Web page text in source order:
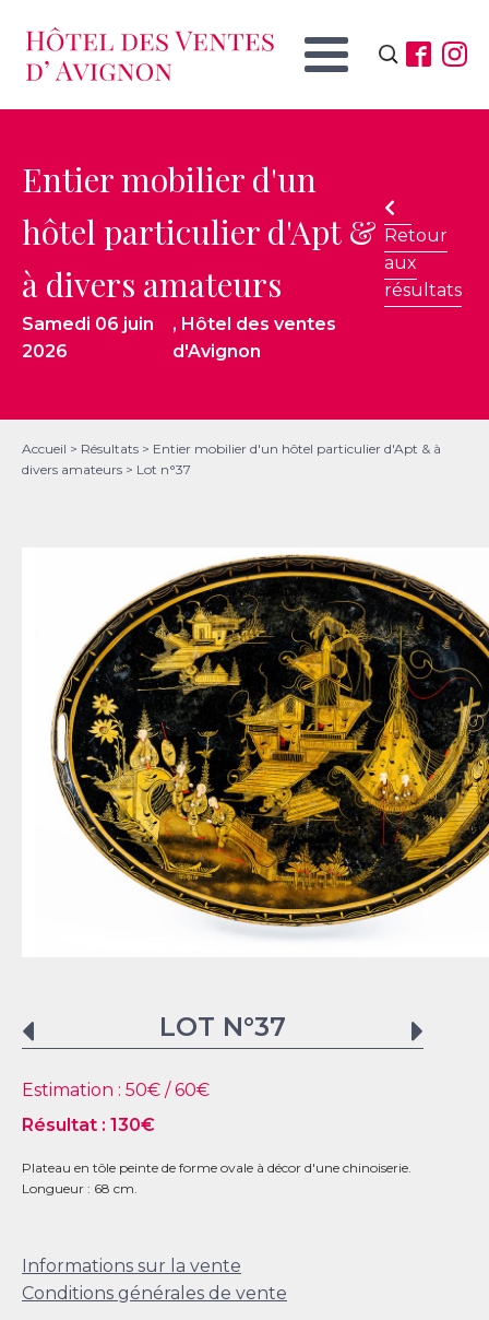
Rechercher :
Entier mobilier d'un
hôtel particulier d'Apt &
à divers amateurs
Samedi 06 juin
2026
, Hôtel des ventes
d'Avignon
Retour
aux
résultats
Accueil > Résultats > Entier mobilier d'un hôtel particulier d'Apt & à
divers amateurs > Lot n°37
LOT N°37
Estimation : 50€ /60€
Résultat : 130€
Plateau en tôle peinte de forme ovale à décor d'une chinoiserie.
Longueur : 68 cm.
Informations sur la vente
Conditions générales de vente